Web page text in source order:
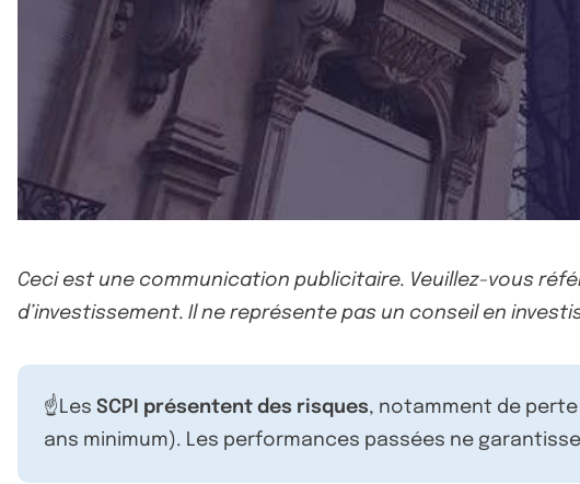
Ceci est une communication publicitaire. Veuillez-vous
d’investissement. Il ne représente pas un conseil en
☝️Les SCPI présentent des risques, notamment de perte
ans minimum). Les performances passées ne